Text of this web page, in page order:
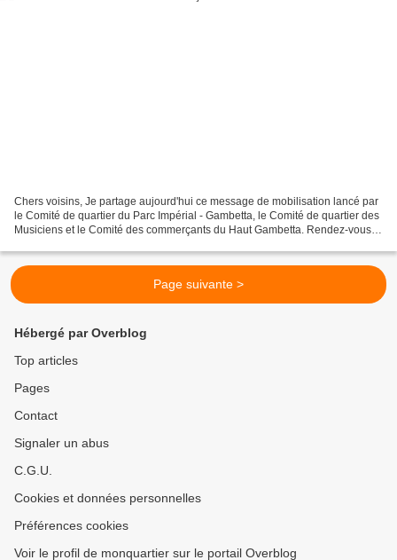
Chers voisins, Je partage aujourd'hui ce message de mobilisation lancé par
le Comité de quartier du Parc Impérial - Gambetta, le Comité de quartier des
Musiciens et le Comité des commerçants du Haut Gambetta. Rendez-vous le
Page suivante >
Hébergé par Overblog
Top articles
Pages
Contact
Signaler un abus
C.G.U.
Cookies et données personnelles
Préférences cookies
Voir le profil de monquartier sur le portail Overblog